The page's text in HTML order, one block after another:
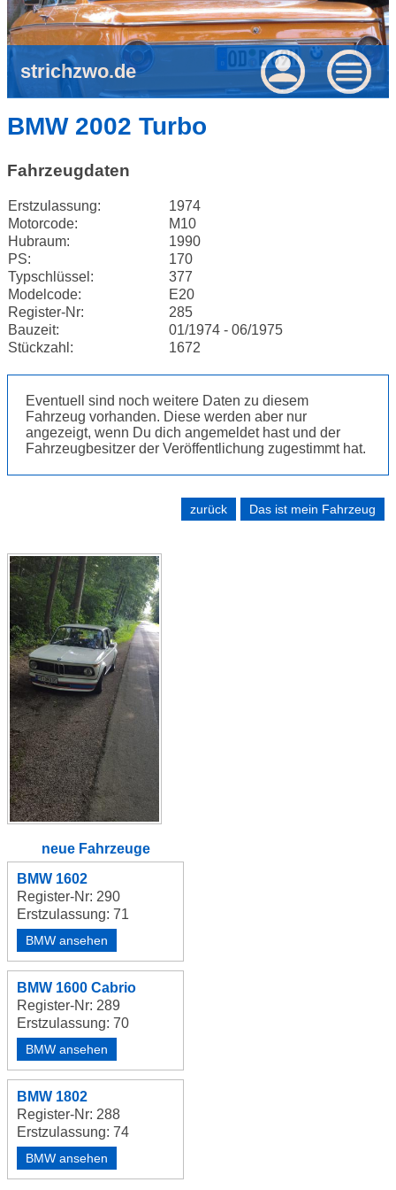
strichzwo.de
BMW 2002 Turbo
Fahrzeugdaten
Erstzulassung:
1974
Motorcode:
M10
Hubraum:
1990
PS:
170
Typschlüssel:
377
Modelcode:
E20
Register-Nr:
285
Bauzeit:
01/1974 - 06/1975
Stückzahl:
1672
Eventuell sind noch weitere Daten zu diesem
Fahrzeug vorhanden. Diese werden aber nur
angezeigt, wenn Du dich angemeldet hast und der
Fahrzeugbesitzer der Veröffentlichung zugestimmt hat.
Das ist mein Fahrzeug
zurück
neue Fahrzeuge
BMW 1602
Register-Nr: 290
Erstzulassung: 71
BMW ansehen
BMW 1600 Cabrio
Register-Nr: 289
Erstzulassung: 70
BMW ansehen
BMW 1802
Register-Nr: 288
Erstzulassung: 74
BMW ansehen